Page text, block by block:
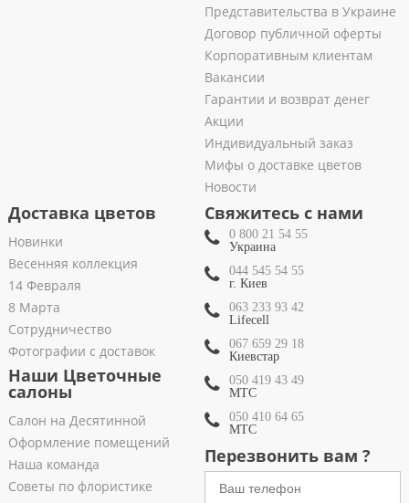
Представительства в Украине
Договор публичной оферты
Корпоративным клиентам
Вакансии
Гарантии и возврат денег
Акции
Индивидуальный заказ
Мифы о доставке цветов
Новости
Доставка цветов
Новинки
Весенняя коллекция
14 Февраля
8 Марта
Сотрудничество
Фотографии с доставок
Наши Цветочные
салоны
Салон на Десятинной
Оформление помещений
Наша команда
Советы по флористике
Свяжитесь с нами
0 800 21 54 55
Украина
044 545 54 55
г. Киев
063 233 93 42
Lifecell
067 659 29 18
Киевстар
050 419 43 49
МТС
050 410 64 65
МТС
Перезвонить вам ?